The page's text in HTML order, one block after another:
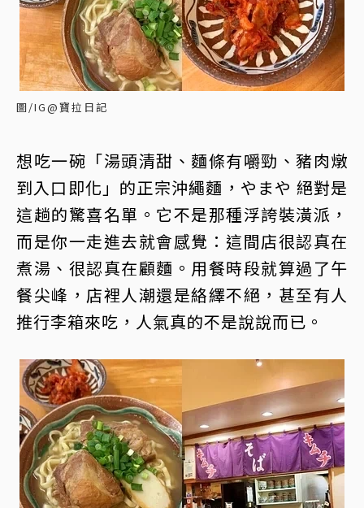
圖/IG@寶拉日記
想吃一碗「湯頭清甜、麵條有嚼勁、豬肉燉
到入口即化」的正宗沖繩麵，やまや 絕對是
這趟的驚喜名單。它不是那種浮誇裝潢派，
而是你一走進去就會感覺：這間店很認真在
煮湯、很認真在顧麵。用餐時段就算過了午
餐尖峰，店裡人潮還是絡繹不絕，甚至有人
推行李箱來吃，人氣真的不是說說而已。